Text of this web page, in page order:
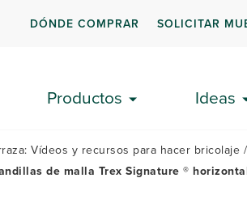
DÓNDE COMPRAR SOLICITAR
Productos Ideas
TERRAZA
Vídeos y recursos para hacer bricolaje
de malla Trex Signature ®